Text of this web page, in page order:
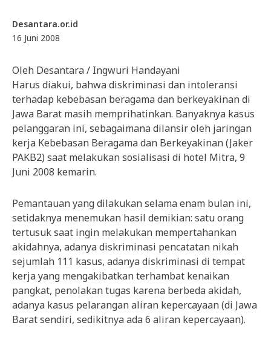
Desantara.or.id
16 Juni 2008
Oleh Desantara / Ingwuri Handayani
Harus diakui, bahwa diskriminasi dan intoleransi
terhadap kebebasan beragama dan berkeyakinan di
Jawa Barat masih memprihatinkan. Banyaknya kasus
pelanggaran ini, sebagaimana dilansir oleh jaringan
kerja Kebebasan Beragama dan Berkeyakinan (Jaker
PAKB2) saat melakukan sosialisasi di hotel Mitra, 9
Juni 2008 kemarin.
Pemantauan yang dilakukan selama enam bulan ini,
setidaknya menemukan hasil demikian: satu orang
tertusuk saat ingin melakukan mempertahankan
akidahnya, adanya diskriminasi pencatatan nikah
sejumlah 111 kasus, adanya diskriminasi di tempat
kerja yang mengakibatkan terhambat kenaikan
pangkat, penolakan tugas karena berbeda akidah,
adanya kasus pelarangan aliran kepercayaan (di Jawa
Barat sendiri, sedikitnya ada 6 aliran kepercayaan).